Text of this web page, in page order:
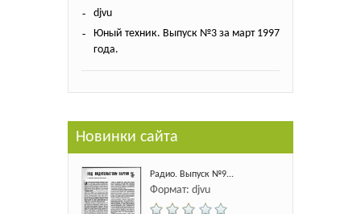
djvu
Юный техник. Выпуск №3 за март 1997
года.
Новинки сайта
Радио. Выпуск №9...
Формат: djvu